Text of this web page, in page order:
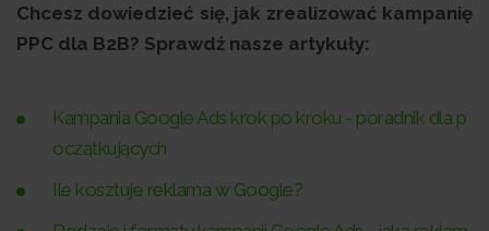
Chcesz dowiedzieć się, jak zrealizować kampanię
PPC dla B2B? Sprawdź nasze artykuły:
Kampania Google Ads krok po kroku - poradnik dla p
oczątkujących
Ile kosztuje reklama w Google?